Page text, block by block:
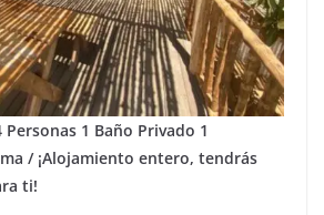
1 Baño Privado 1
/ ¡Alojamiento entero, tendrás
ti!